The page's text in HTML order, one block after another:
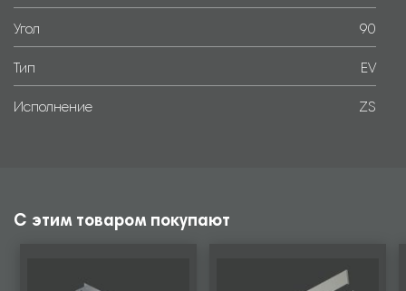
Угол 90
Тип EV
Исполнение ZS
С этим товаром покупают